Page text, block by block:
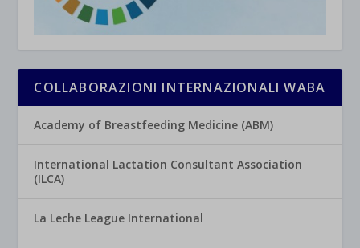
COLLABORAZIONI INTERNAZIONALI WABA
Academy of Breastfeeding Medicine (ABM)
International Lactation Consultant Association
(ILCA)
La Leche League International